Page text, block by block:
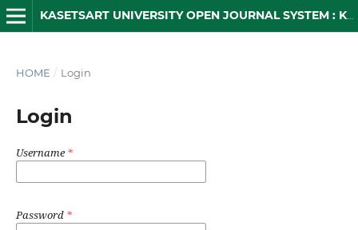
KASETSART UNIVERSITY OPEN JOURNAL SYSTEM : KUOJS
HOME / Login
Login
Username*
Password *